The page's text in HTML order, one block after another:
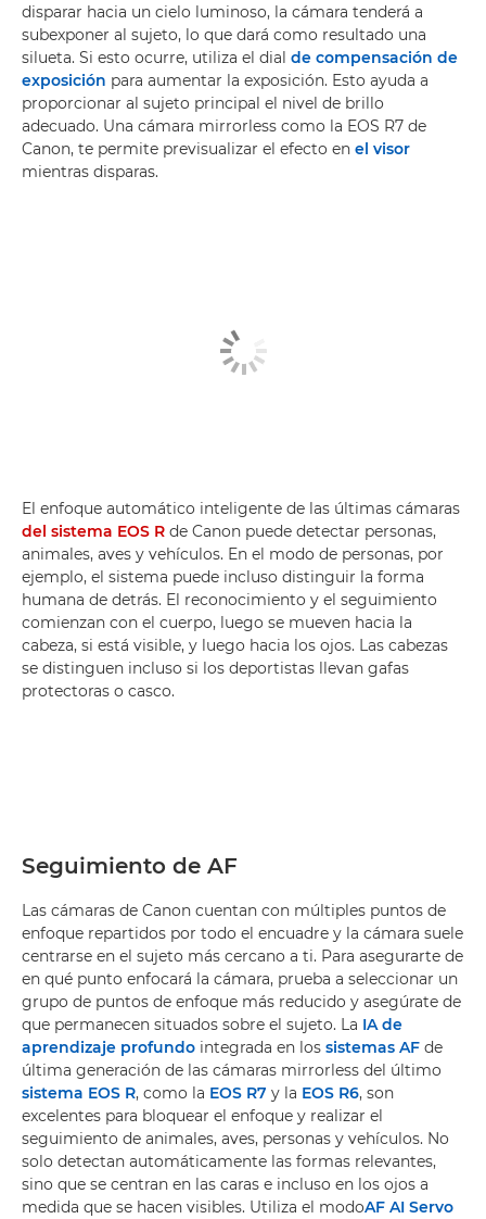
disparar hacia un cielo luminoso, la cámara tenderá a
subexponer al sujeto, lo que dará como resultado una
silueta. Si esto ocurre, utiliza el dial de compensación de
exposición para aumentar la exposición. Esto ayuda a
proporcionar al sujeto principal el nivel de brillo
adecuado. Una cámara mirrorless como la EOS R7 de
Canon, te permite previsualizar el efecto en el visor
mientras disparas.
El enfoque automático inteligente de las últimas cámaras
del sistema EOS R de Canon puede detectar personas,
animales, aves y vehículos. En el modo de personas, por
ejemplo, el sistema puede incluso distinguir la forma
humana de detrás. El reconocimiento y el seguimiento
comienzan con el cuerpo, luego se mueven hacia la
cabeza, si está visible, y luego hacia los ojos. Las cabezas
se distinguen incluso si los deportistas llevan gafas
protectoras o casco.
Seguimiento de AF
Las cámaras de Canon cuentan con múltiples puntos de
enfoque repartidos por todo el encuadre y la cámara suele
centrarse en el sujeto más cercano a ti. Para asegurarte de
en qué punto enfocará la cámara, prueba a seleccionar un
grupo de puntos de enfoque más reducido y asegúrate de
que permanecen situados sobre el sujeto. La IA de
aprendizaje profundo integrada en los sistemas AF de
última generación de las cámaras mirrorless del último
sistema EOS R, como la EOS R7 y la EOS R6, son
excelentes para bloquear el enfoque y realizar el
seguimiento de animales, aves, personas y vehículos. No
solo detectan automáticamente las formas relevantes,
sino que se centran en las caras e incluso en los ojos a
medida que se hacen visibles. Utiliza el modoAF AI Servo